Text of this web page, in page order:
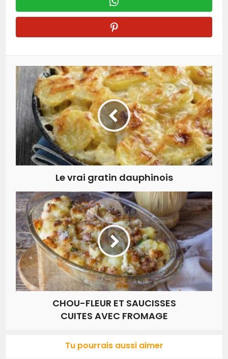
Le vrai gratin dauphinois
CHOU-FLEUR ET SAUCISSES
CUITES AVEC FROMAGE
Tu pourrais aussi aimer